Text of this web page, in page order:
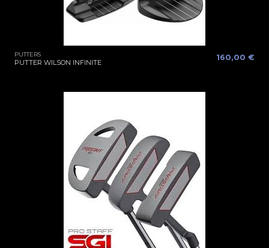
PUTTERS
PUTTER WILSON INFINITE
160,00 €